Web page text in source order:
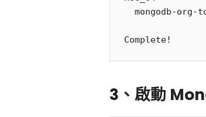
  mongodb-org-tools-4.2.3-1.el8.x86_64
Complete!
3、啟動